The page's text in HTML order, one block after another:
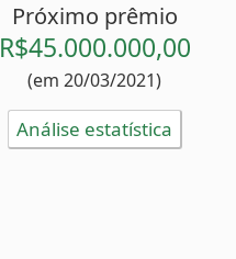
Próximo prêmio
R$45.000.000,00
(em 20/03/2021)
Análise estatística